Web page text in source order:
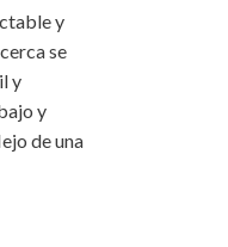
y
se
y
y
de una